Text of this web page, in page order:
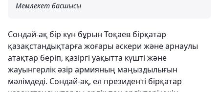
Мемлекет басшысы
Сондай-ақ бір күн бұрын Тоқаев бірқатар
қазақстандықтарға жоғары әскери және арнаулы
атақтар беріп, қазіргі уақытта күшті және
жауынгерлік әзір армияның маңыздылығын
мәлімдеді. Сондай-ақ, ел президенті бірқатар